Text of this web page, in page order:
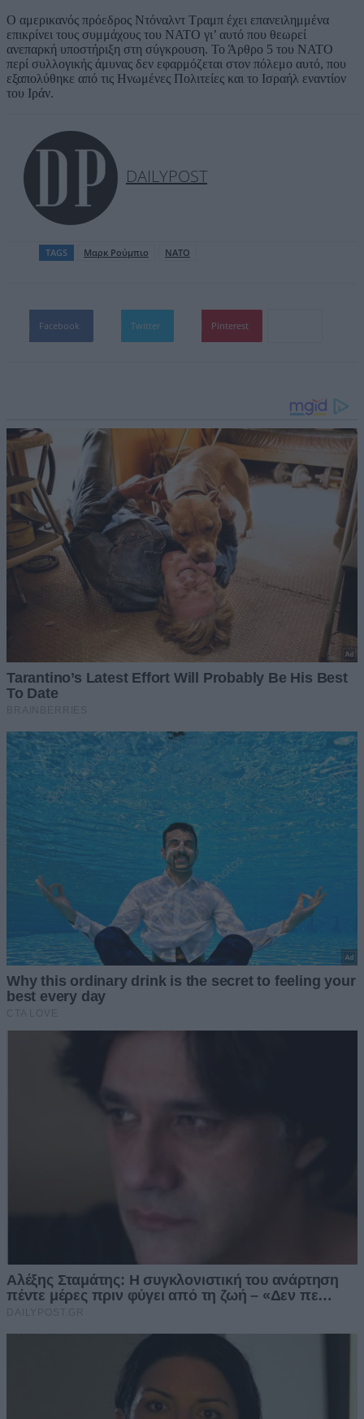
Ο αμερικανός πρόεδρος Ντόναλντ Τραμπ έχει επανειλημμένα
επικρίνει τους συμμάχους του ΝΑΤΟ γι’ αυτό που θεωρεί
ανεπαρκή υποστήριξη στη σύγκρουση. Το Άρθρο 5 του ΝΑΤΟ
περί συλλογικής άμυνας δεν εφαρμόζεται στον πόλεμο αυτό, που
εξαπολύθηκε από τις Ηνωμένες Πολιτείες και το Ισραήλ εναντίον
του Ιράν.
DAILYPOST
TAGS Μαρκ Ρούμπιο ΝΑΤΟ
Facebook Twitter Pinterest